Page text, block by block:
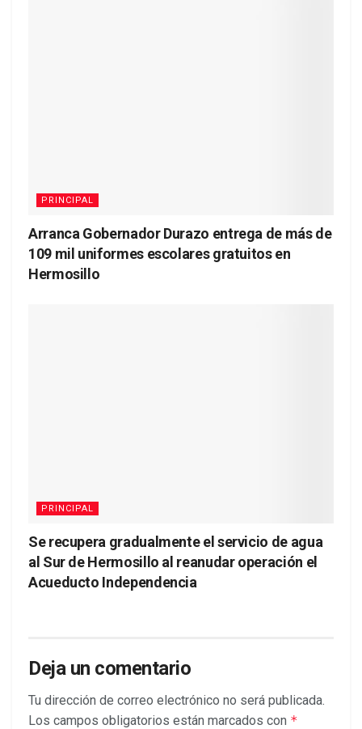
PRINCIPAL
Arranca Gobernador Durazo entrega de más de
109 mil uniformes escolares gratuitos en
Hermosillo
PRINCIPAL
Se recupera gradualmente el servicio de agua
al Sur de Hermosillo al reanudar operación el
Acueducto Independencia
Deja un comentario
Tu dirección de correo electrónico no será publicada.
Los campos obligatorios están marcados con *